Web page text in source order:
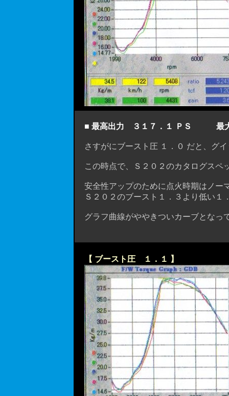
■ 最高出力 ３１７．１ ＰＳ 最大
さすがにブースト圧 １．０ だと、グ
この時点で、Ｓ２０２のカタログスペ
安全性アップのために点火時期はノー
Ｓ２０２のブースト１．３より低い１
グラフ曲線がややきついカーブとなっ
【 ブースト圧 １．１ 】